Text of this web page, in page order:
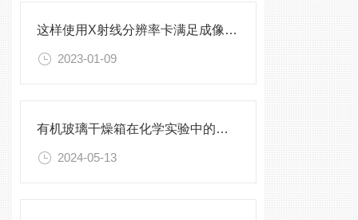
这样使用X射线分辨率卡满足成像系统的测试需求
2023-01-09
有机玻璃干燥箱在化学实验中的应用
2024-05-13